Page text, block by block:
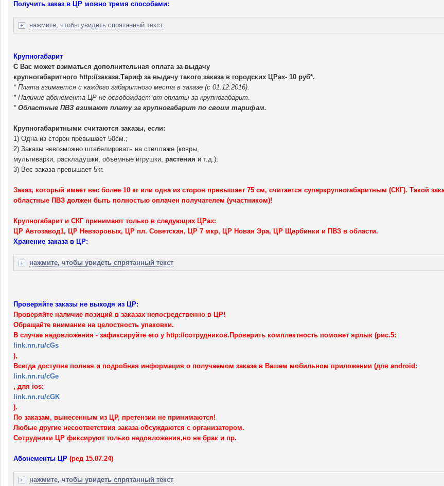
Получить заказ в ЦР можно тремя способами:
нажмите, чтобы увидеть спрятанный текст
Крупногабарит
С Вас может взиматься дополнительная оплата за выдачу
крупногабаритного http://заказа.Тариф за выдачу такого заказа в городских ЦРах- 10 руб*.
* Плата взимается с каждого габаритного места в заказе (с 01.12.2016).
* Наличие абонемента ЦР не освобождает от оплаты за крупногабарит.
* Областные ПВЗ взимают плату за крупногабарит по своим тарифам.
Крупногабаритными считаются заказы, если:
1) Одна из сторон превышает 50см.;
2) Заказы невозможно штабелировать на стеллаже (ковры,
мультиварки, раскладушки, объемные игрушки, растения и т.д.);
3) Вес заказа превышает 5кг.
Заказ, который имеет вес более 10 кг или одна из сторон превышает 75 см, считается суперкрупногабаритным (СКГ). Такой
областные ПВЗ должен быть полностью оплачен получателем (участником)!
Крупногабарит и СКГ принимают только в следующих ЦРах:
ЦР Автозавод1, ЦР Невзоровых, ЦР пл. Советская, ЦР 7 мкр, ЦР Новая Эра, ЦР Щербинки и ПВЗ в области.
Хранение заказа в ЦР:
нажмите, чтобы увидеть спрятанный текст
Проверяйте заказы не выходя из ЦР:
Проверяйте наличие позиций в заказах непосредственно в ЦР!
Обращайте внимание на целостность упаковки.
В случае недовложения - зафиксируйте его у http://сотрудников.Проверить комплектность поможет ярлык (рис.5:
link.nn.ru/cGs
),
Всегда доступна полная и подробная информация о получаемом заказе в Вашем мобильном приложении (для android:
link.nn.ru/cGe
, для ios:
link.nn.ru/cGK
).
По заказам, вынесенным из ЦР, претензии не принимаются!
Любые другие несоответствия заказа обсуждаются с организатором.
Сотрудники ЦР фиксируют только недовложения,но не брак и пр.
Абонементы ЦР (ред 15.07.24)
нажмите, чтобы увидеть спрятанный текст